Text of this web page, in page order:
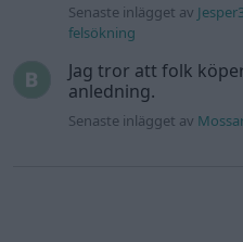
Senaste inlägget av
felsökning
Jag tror att folk
anledning.
Senaste inlägget av